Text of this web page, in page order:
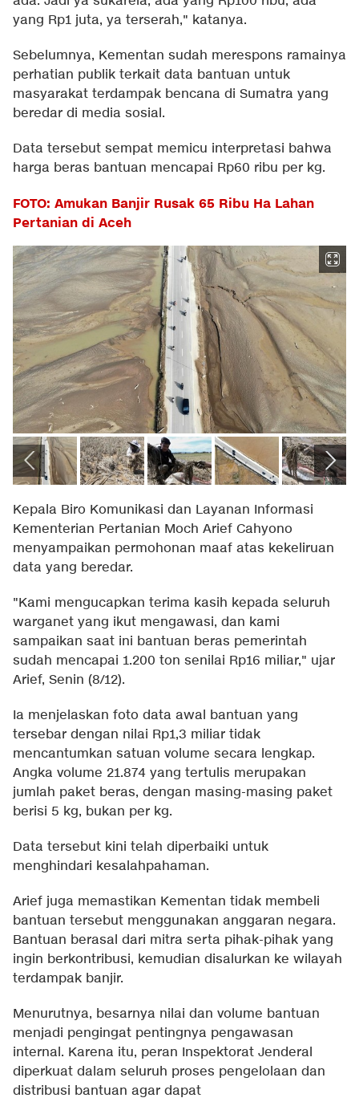
yang Rp1 juta, ya terserah," katanya.
Sebelumnya, Kementan sudah merespons ramainya
perhatian publik terkait data bantuan untuk
masyarakat terdampak bencana di Sumatra yang
beredar di media sosial.
Data tersebut sempat memicu interpretasi bahwa
harga beras bantuan mencapai Rp60 ribu per kg.
FOTO: Amukan Banjir Rusak 65 Ribu Ha Lahan
Pertanian di Aceh
Kepala Biro Komunikasi dan Layanan Informasi
Kementerian Pertanian Moch Arief Cahyono
menyampaikan permohonan maaf atas kekeliruan
data yang beredar.
"Kami mengucapkan terima kasih kepada seluruh
warganet yang ikut mengawasi, dan kami
sampaikan saat ini bantuan beras pemerintah
sudah mencapai 1.200 ton senilai Rp16 miliar," ujar
Arief, Senin (8/12).
Ia menjelaskan foto data awal bantuan yang
tersebar dengan nilai Rp1,3 miliar tidak
mencantumkan satuan volume secara lengkap.
Angka volume 21.874 yang tertulis merupakan
jumlah paket beras, dengan masing-masing paket
berisi 5 kg, bukan per kg.
Data tersebut kini telah diperbaiki untuk
menghindari kesalahpahaman.
Arief juga memastikan Kementan tidak membeli
bantuan tersebut menggunakan anggaran negara.
Bantuan berasal dari mitra serta pihak-pihak yang
ingin berkontribusi, kemudian disalurkan ke wilayah
terdampak banjir.
Menurutnya, besarnya nilai dan volume bantuan
menjadi pengingat pentingnya pengawasan
internal. Karena itu, peran Inspektorat Jenderal
diperkuat dalam seluruh proses pengelolaan dan
distribusi bantuan agar dapat